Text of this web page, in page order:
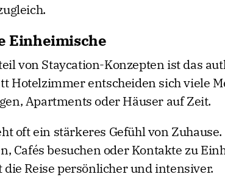
Einheimische
von Staycation-Konzepten ist das
Hotelzimmer entscheiden sich viele
Apartments oder Häuser auf Zeit.
oft ein stärkeres Gefühl von
Cafés besuchen oder Kontakte zu
Reise persönlicher und intensiver.